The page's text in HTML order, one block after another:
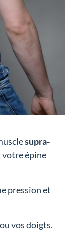
supra-
votre épine
pression et
ou vos doigts.